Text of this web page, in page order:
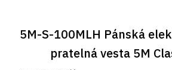
5M-S-100MLH Pánská
pratelná vesta 5M